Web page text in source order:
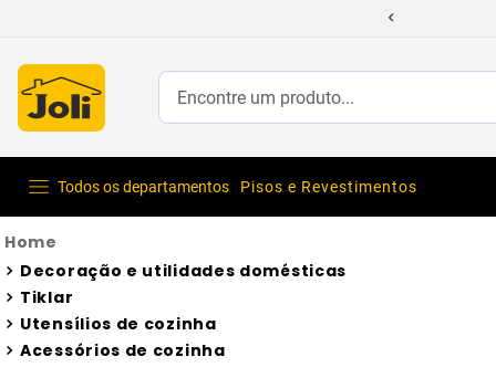
Encontre um produto...
Todos os departamentos Pisos e Revestimentos
Decoração e utilidades domésticas
Tiklar
Utensílios de cozinha
Acessórios de cozinha